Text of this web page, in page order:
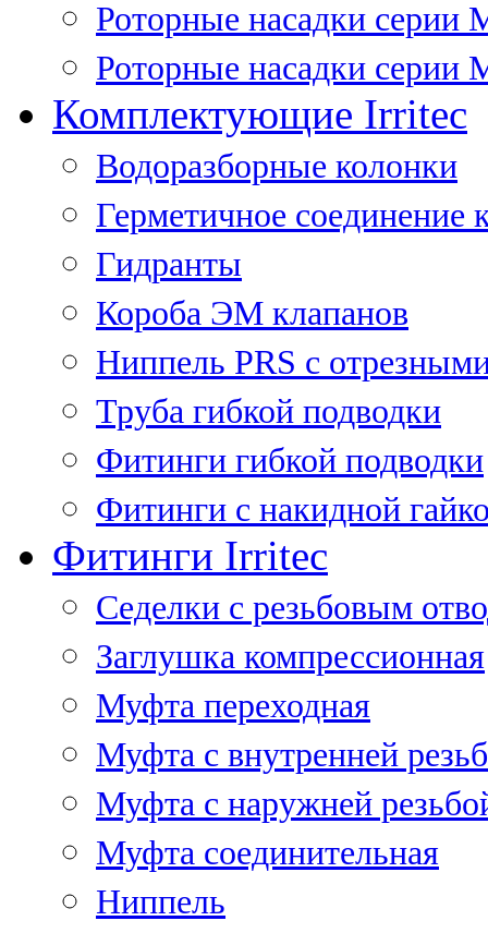
Роторные насадки серии
Роторные насадки серии
Комплектующие Irritec
Водоразборные колонки
Герметичное соединение
Гидранты
Короба ЭМ клапанов
Ниппель PRS с
Труба гибкой подводки
Фитинги гибкой подводки
Фитинги с накидной
Фитинги Irritec
Седелки с резьбовым
Заглушка компрессионная
Муфта переходная
Муфта с внутренней
Муфта с наружней
Муфта соединительная
Ниппель